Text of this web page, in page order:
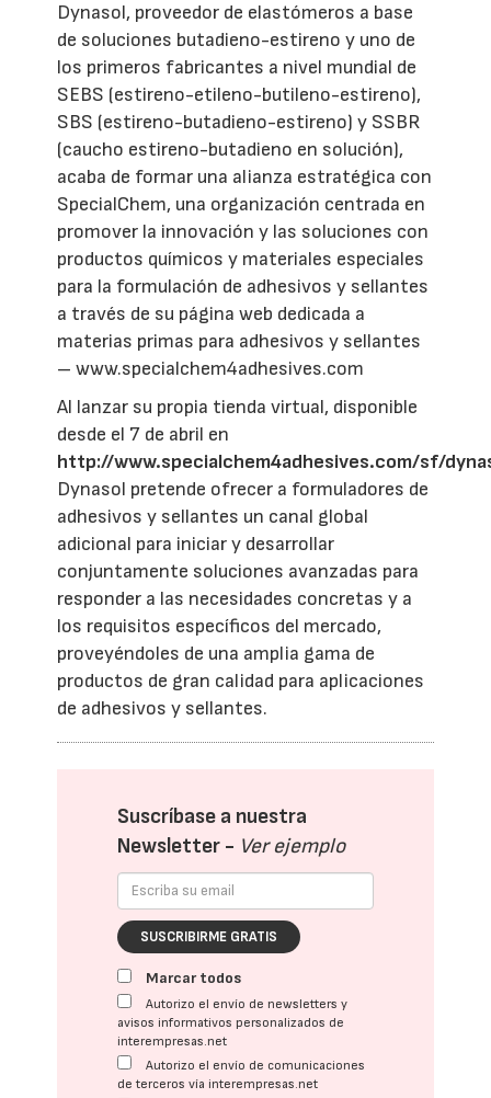
Dynasol, proveedor de elastómeros a base
de soluciones butadieno-estireno y uno de
los primeros fabricantes a nivel mundial de
SEBS (estireno-etileno-butileno-estireno),
SBS (estireno-butadieno-estireno) y SSBR
(caucho estireno-butadieno en solución),
acaba de formar una alianza estratégica con
SpecialChem, una organización centrada en
promover la innovación y las soluciones con
productos químicos y materiales especiales
para la formulación de adhesivos y sellantes
a través de su página web dedicada a
materias primas para adhesivos y sellantes
– www.specialchem4adhesives.com
Al lanzar su propia tienda virtual, disponible
desde el 7 de abril en
http://www.specialchem4adhesives.com/sf/
Dynasol pretende ofrecer a formuladores de
adhesivos y sellantes un canal global
adicional para iniciar y desarrollar
conjuntamente soluciones avanzadas para
responder a las necesidades concretas y a
los requisitos específicos del mercado,
proveyéndoles de una amplia gama de
productos de gran calidad para aplicaciones
de adhesivos y sellantes.
Suscríbase a nuestra
Newsletter - Ver ejemplo
SUSCRIBIRME GRATIS
Marcar todos
Autorizo el envío de newsletters y
avisos informativos personalizados de
interempresas.net
Autorizo el envío de comunicaciones
de terceros vía interempresas.net